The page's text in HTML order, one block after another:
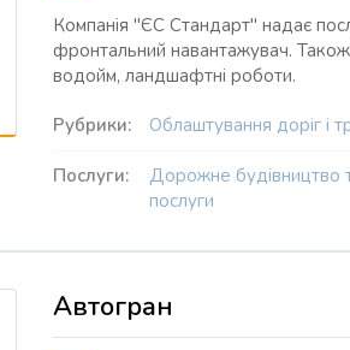
Компанія "ЄС Стандарт" надає
фронтальний навантажувач.
водойм, ландшафтні роботи.
Рубрики: Облаштування доріг і
Послуги: Дорожне будівництво
послуги
Автогран